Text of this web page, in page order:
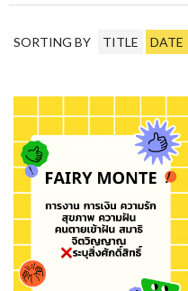
SORTING BY TITLE DATE